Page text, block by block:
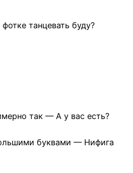
танцевать буду?
так — А у вас есть?
буквами — Нифига